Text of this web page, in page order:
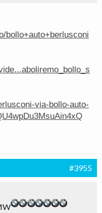
bollo+auto+berlusconi
via-bollo-auto-
#3955